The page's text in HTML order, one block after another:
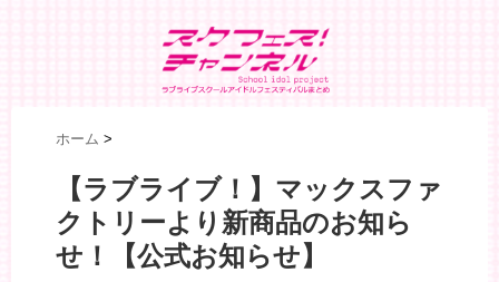
ホーム >
【ラブライブ！】マックスファ
クトリーより新商品のお知ら
せ！【公式お知らせ】